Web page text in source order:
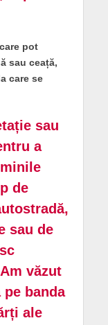
pot
sau ceață,
care se
sau
a
de
sau de
văzut
banda
ale